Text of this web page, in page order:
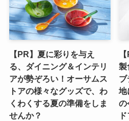
【PR】夏に彩りを与え
る、ダイニング＆インテリ
アが勢ぞろい！オーサムス
トアの様々なグッズで、わ
くわくする夏の準備をしま
せんか？
製
地
の